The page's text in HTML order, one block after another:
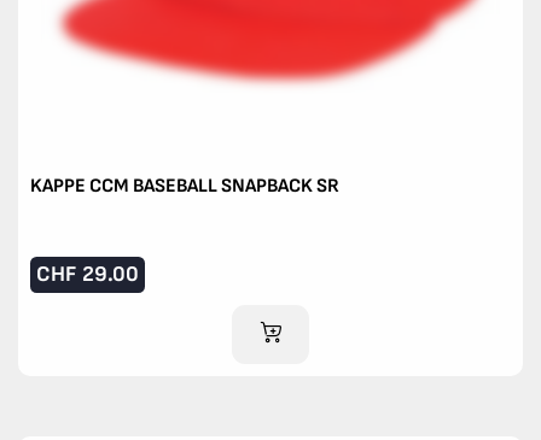
KAPPE CCM BASEBALL SNAPBACK SR
CHF 29.00
IM WARENKORB